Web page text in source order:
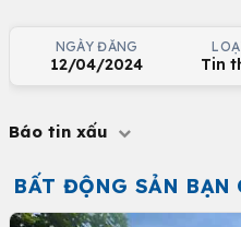
NGÀY ĐĂNG
12/04/2024 Tin
Báo tin xấu
BẤT ĐỘNG SẢN BẠN